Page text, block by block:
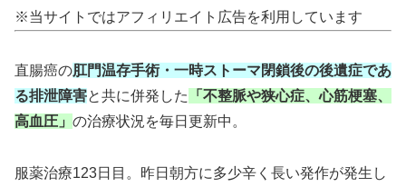
※当サイトではアフィリエイト広告を利用しています
直腸癌の肛門温存手術・一時ストーマ閉鎖後の後遺症であ
る排泄障害と共に併発した
「不整脈や狭心症、心筋梗塞、
高血圧」 の治療状況を毎日更新中。
服薬治療123日目。昨日朝方に多少辛く長い発作が発生し